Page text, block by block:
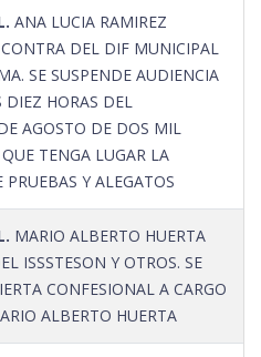
ANA LUCIA RAMIREZ
DEL DIF MUNICIPAL
SE SUSPENDE AUDIENCIA
DIEZ HORAS DEL
AGOSTO DE DOS MIL
TENGA LUGAR LA
Y ALEGATOS
MARIO ALBERTO HUERTA
ISSSTESON Y OTROS. SE
CONFESIONAL A CARGO
ALBERTO HUERTA